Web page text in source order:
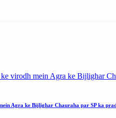
Agra ke Bijlighar Chauraha par SP ka